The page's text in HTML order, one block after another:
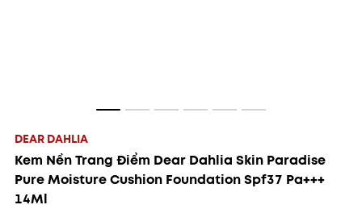
DEAR DAHLIA
Kem Nền Trang Điểm Dear Dahlia Skin Paradise
Pure Moisture Cushion Foundation Spf37 Pa+++
14Ml